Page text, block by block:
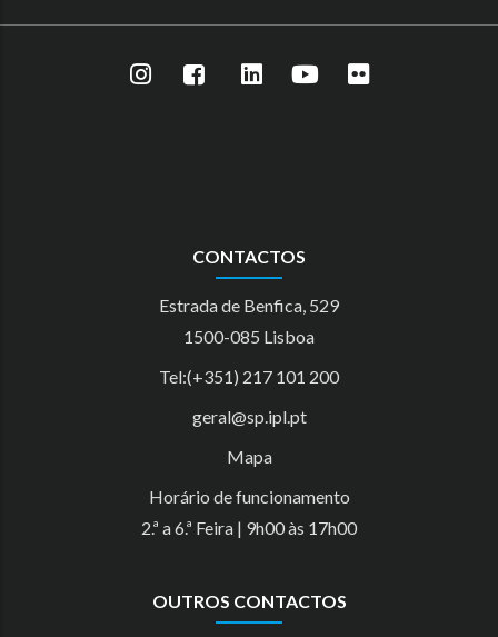
CONTACTOS
Estrada de Benfica, 529
1500-085 Lisboa
Tel:(+351) 217 101 200
geral@sp.ipl.pt
Mapa
Horário de funcionamento
2.ª a 6.ª Feira | 9h00 às 17h00
OUTROS CONTACTOS